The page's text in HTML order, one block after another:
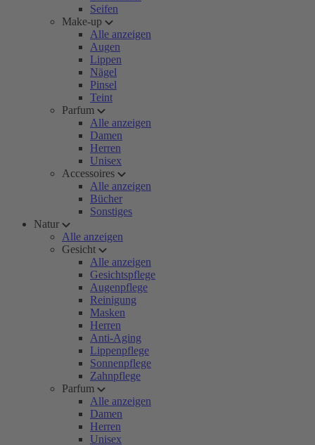
Seifen
Make-up
Alle anzeigen
Augen
Lippen
Nägel
Pinsel
Teint
Parfum
Alle anzeigen
Damen
Herren
Unisex
Accessoires
Alle anzeigen
Bücher
Sonstiges
Natur
Alle anzeigen
Gesicht
Alle anzeigen
Gesichtspflege
Augenpflege
Reinigung
Masken
Herren
Anti-Aging
Lippenpflege
Sonnenpflege
Zahnpflege
Parfum
Alle anzeigen
Damen
Herren
Unisex